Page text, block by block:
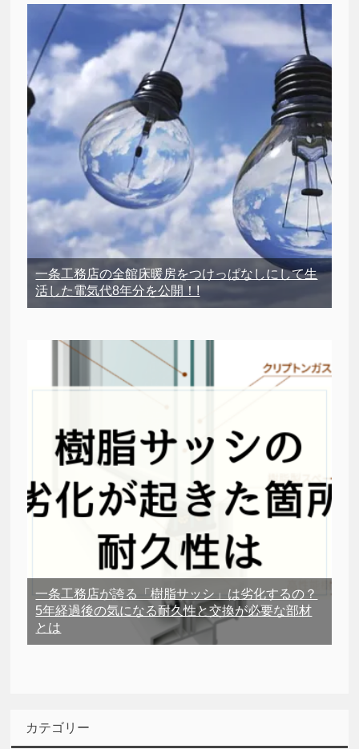
一条工務店の全館床暖房をつけっぱなしにして生
活した電気代8年分を公開！!
一条工務店が誇る「樹脂サッシ」は劣化するの？
5年経過後の気になる耐久性と交換が必要な部材
とは
カテゴリー